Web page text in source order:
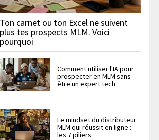
Ton carnet ou ton Excel ne suivent
plus tes prospects MLM. Voici
pourquoi
Comment utiliser l'IA pour
prospecter en MLM sans
être un expert tech
Le mindset du distributeur
MLM qui réussit en ligne :
les 7 piliers